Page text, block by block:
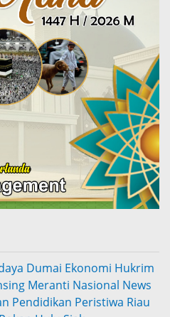
Dumai Ekonomi Hukrim
Meranti Nasional News
Pendidikan Peristiwa Riau